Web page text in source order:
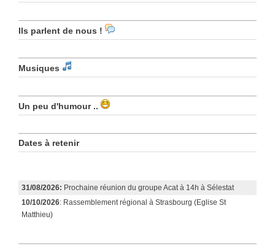
Ils parlent de nous !
Musiques
Un peu d'humour ..
Dates à retenir
31/08/2026: Prochaine réunion du groupe Acat à 14h à Sélestat
10/10/2026: Rassemblement régional à Strasbourg (Eglise St
Matthieu)